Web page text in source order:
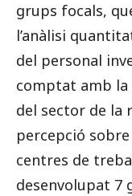
grups focals,
l’anàlisi
del personal
comptat amb la
del sector de la
percepció sobre
centres de
desenvolupat 7